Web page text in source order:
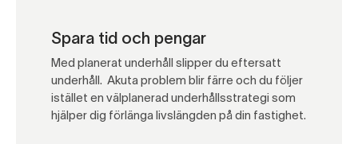
Spara tid och pengar
Med planerat underhåll slipper du eftersatt
underhåll. Akuta problem blir färre och du följer
istället en välplanerad underhållsstrategi som
hjälper dig förlänga livslängden på din fastighet.